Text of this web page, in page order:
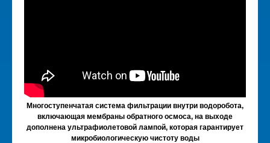
Многоступенчатая система фильтрации внутри водоробота,
включающая мембраны обратного осмоса, на выходе
дополнена ультрафиолетовой лампой, которая гарантирует
микробиологическую чистоту воды